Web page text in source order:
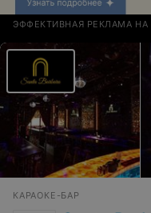
ЭФФЕКТИВНАЯ РЕКЛАМА НА
КАРАОКЕ-БАР